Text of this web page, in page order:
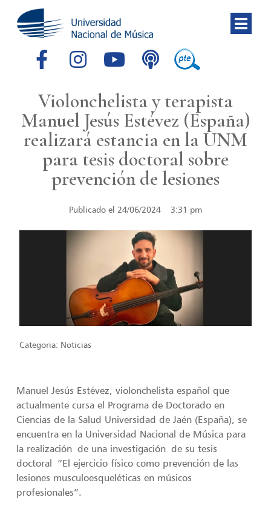
Violonchelista y terapista
Manuel Jesús Estévez (España)
realizará estancia en la UNM
para tesis doctoral sobre
prevención de lesiones
Publicado el 24/06/2024 3:31 pm
Categoria: Noticias
Manuel Jesús Estévez, violonchelista español que
actualmente cursa el Programa de Doctorado en
Ciencias de la Salud Universidad de Jaén (España), se
encuentra en la Universidad Nacional de Música para
la realización de una investigación de su tesis
doctoral “El ejercicio físico como prevención de las
lesiones musculoesqueléticas en músicos
profesionales”.